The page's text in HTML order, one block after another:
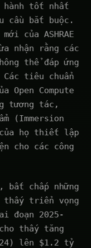
tốt nhất
cầu bắt buộc.
của ASHRAE
nhận rằng các
thể đáp ứng
tiêu chuẩn
Open Compute
tương tác,
(Immersion
của họ thiết lập
cho các công
, bất chấp những
triển vọng
đoạn 2025-
thấy tăng
lên $1.2 tỷ